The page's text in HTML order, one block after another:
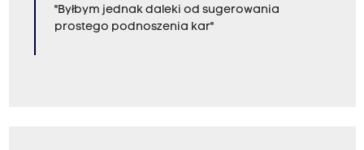
"Byłbym jednak daleki od sugerowania
prostego podnoszenia kar"